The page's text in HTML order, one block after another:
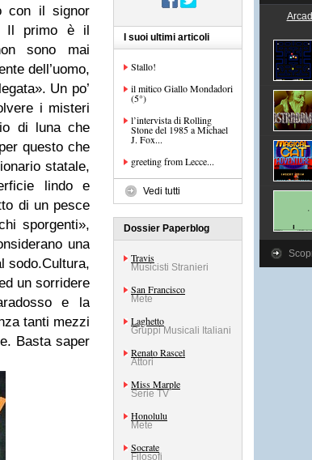
con il signor
Il primo è il
sono mai
dell’uomo,
. Un po’
i misteri
di luna che
questo che
statale,
lindo e
di un pesce
sporgenti»,
una
sodo.Cultura,
un sorridere
e la
tanti mezzi
Basta saper
I suoi ultimi articoli
Stallo!
il mitico Giallo Mondadori
(5°)
l’intervista di Rolling
Stone del 1985 a Michael
J. Fox...
greeting from Lecce...
Vedi tutti
Dossier Paperblog
Travis
Musicisti Stranieri
San Francisco
Mete
Laghetto
Gruppi Musicali Italiani
Renato Rascel
Attori
Miss Marple
Serie TV
Honolulu
Mete
Socrate
Filosofi